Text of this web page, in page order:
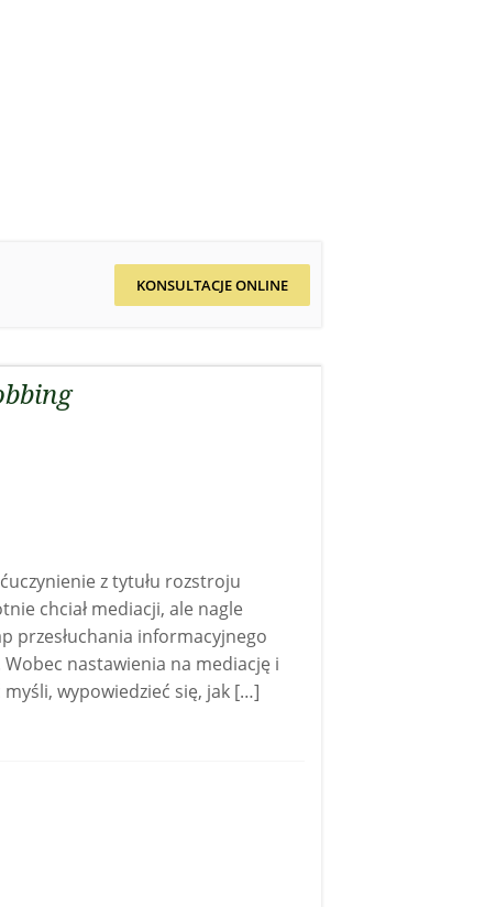
KONSULTACJE ONLINE
z tytułu rozstroju
chciał mediacji, ale nagle
przesłuchania informacyjnego
nastawienia na mediację i
myśli, wypowiedzieć się, jak […]